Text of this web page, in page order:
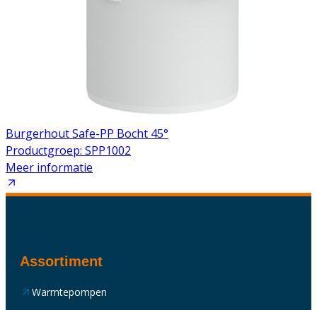
Burgerhout Safe-PP Bocht 45°
Productgroep: SPP1002
Meer informatie
Assortiment
Warmtepompen